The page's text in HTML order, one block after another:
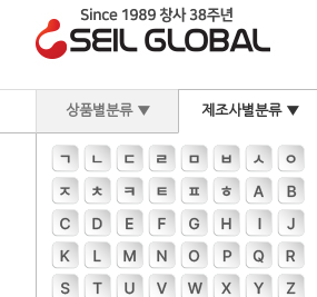
상품별분류 ▼ 제조사별분류 ▼